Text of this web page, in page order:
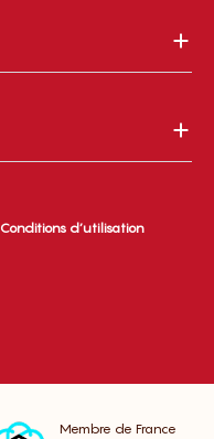
Conditions d’utilisation
Membre de France